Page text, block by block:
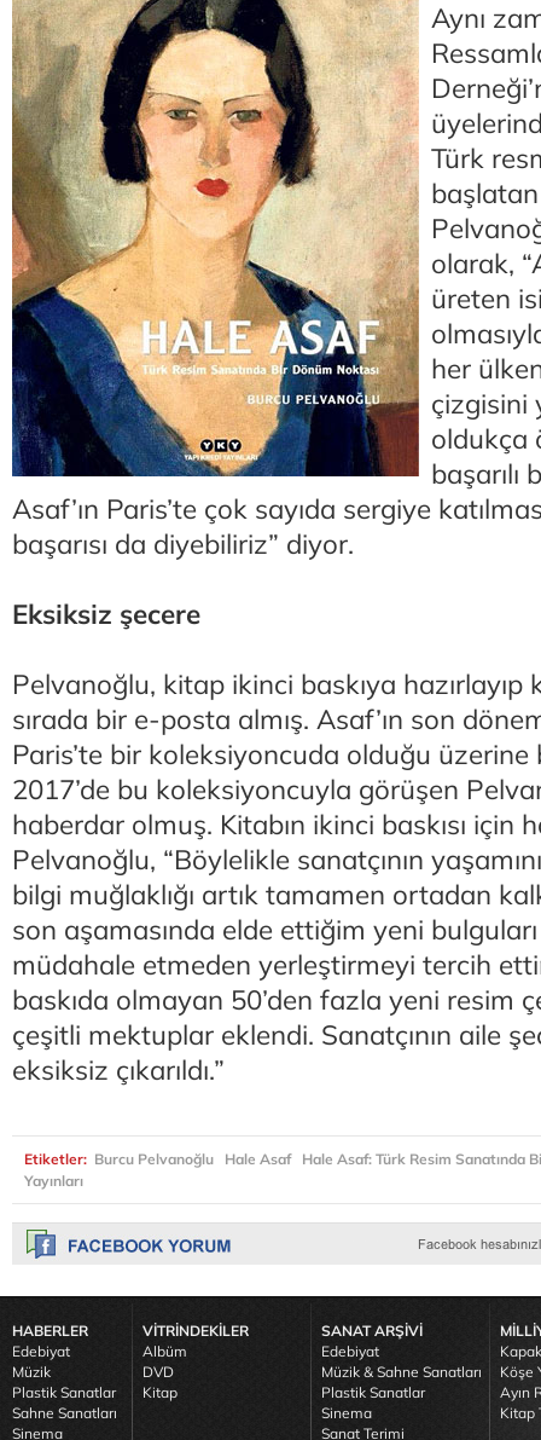
Aynı
Türk
olarak,
üreten
her
çizgisini
oldukça
başarılı
Asaf’ın Paris’te çok sayıda sergiye
başarısı da diyebiliriz” diyor.
Eksiksiz şecere
Pelvanoğlu, kitap ikinci baskıya hazırlayıp
sırada bir e-posta almış. Asaf’ın son
Paris’te bir koleksiyoncuda olduğu üzerine
2017’de bu koleksiyoncuyla görüşen
haberdar olmuş. Kitabın ikinci baskısı için
Pelvanoğlu, “Böylelikle sanatçının
bilgi muğlaklığı artık tamamen ortadan
son aşamasında elde ettiğim yeni
müdahale etmeden yerleştirmeyi tercih
baskıda olmayan 50’den fazla yeni resim
çeşitli mektuplar eklendi. Sanatçının aile
eksiksiz çıkarıldı.”
Etiketler: Burcu Pelvanoğlu Hale Asaf
Hale Asaf: Türk Resim Sanatında
Yayınları
HABERLER
Edebiyat
Müzik
Plastik Sanatlar
Sahne Sanatları
Sinema
VİTRİNDEKİLER
Albüm
DVD
Kitap
SANAT ARŞİVİ
Edebiyat
Müzik & Sahne Sanatları
Plastik Sanatlar
Sinema
Sanat Terimi
Köşe
Ayın
Kitap